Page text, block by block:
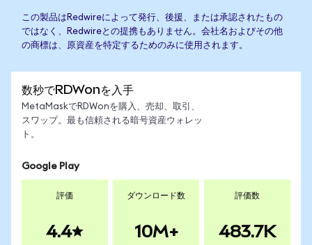
この製品はRedwireによって発行、後援、または承認されたもの
ではなく、Redwireとの提携もありません。会社名およびその他
の商標は、原資産を特定するためのみに使用されます。
数秒でRDWonを入手
MetaMaskでRDWonを購入、売却、取引、
スワップ。最も信頼される暗号資産ウォレッ
ト。
Google Play
評価
4.4
ダウンロード数
10M+
評価数
483.7K